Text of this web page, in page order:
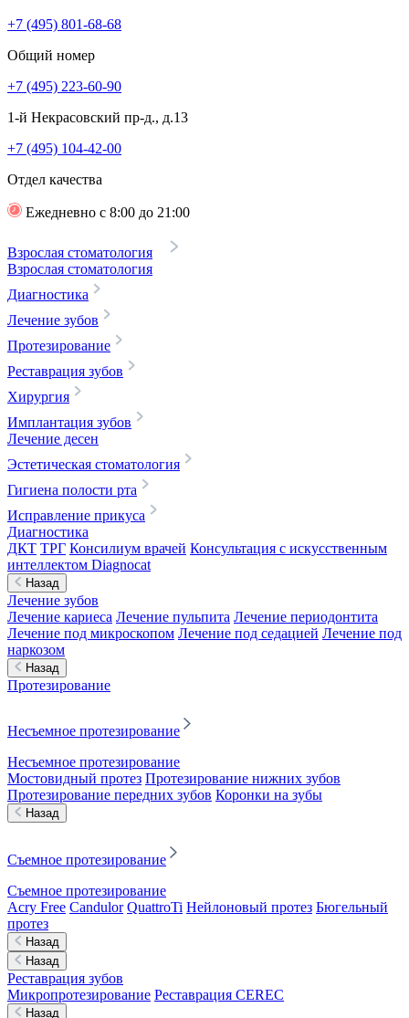
+7 (495) 801-68-68
Общий номер
+7 (495) 223-60-90
1-й Некрасовский пр-д., д.13
+7 (495) 104-42-00
Отдел качества
Ежедневно с 8:00 до 21:00
Взрослая стоматология
Взрослая стоматология
Диагностика
Лечение зубов
Протезирование
Реставрация зубов
Хирургия
Имплантация зубов
Лечение десен
Эстетическая стоматология
Гигиена полости рта
Исправление прикуса
Диагностика
ДКТ ТРГ Консилиум врачей Консультация с искусственным
интеллектом Diagnocat
Назад
Лечение зубов
Лечение кариеса Лечение пульпита Лечение периодонтита
Лечение под микроскопом Лечение под седацией Лечение под
наркозом
Назад
Протезирование
Несъемное протезирование
Несъемное протезирование
Мостовидный протез Протезирование нижних зубов
Протезирование передних зубов Коронки на зубы
Назад
Съемное протезирование
Съемное протезирование
Acry Free Candulor QuattroTi Нейлоновый протез Бюгельный
протез
Назад
Назад
Реставрация зубов
Микропротезирование Реставрация CEREC
Назад